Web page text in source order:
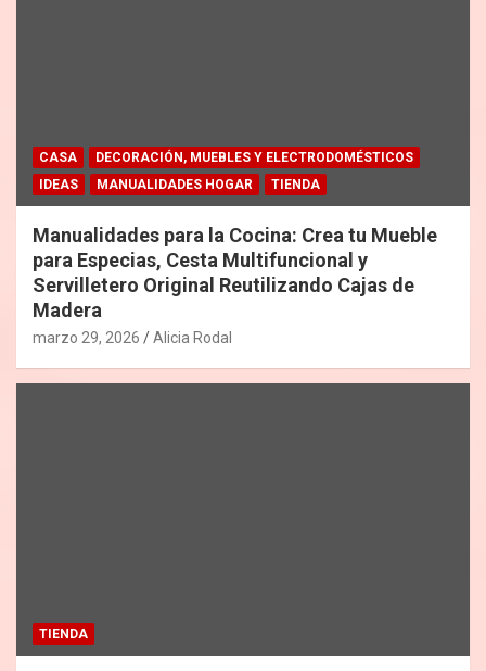
CASA
DECORACIÓN, MUEBLES Y ELECTRODOMÉSTICOS
IDEAS
MANUALIDADES HOGAR TIENDA
Manualidades para la Cocina: Crea tu Mueble
para Especias, Cesta Multifuncional y
Servilletero Original Reutilizando Cajas de
Madera
marzo 29, 2026 Alicia Rodal
TIENDA